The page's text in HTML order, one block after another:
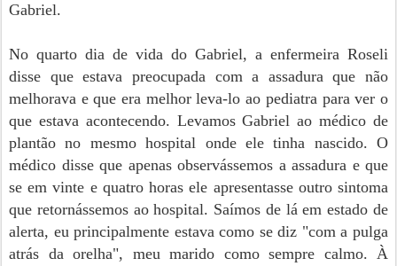
Gabriel.
No quarto dia de vida do Gabriel, a enfermeira Roseli
disse que estava preocupada com a assadura que não
melhorava e que era melhor leva-lo ao pediatra para ver o
que estava acontecendo. Levamos Gabriel ao médico de
plantão no mesmo hospital onde ele tinha nascido. O
médico disse que apenas observássemos a assadura e que
se em vinte e quatro horas ele apresentasse outro sintoma
que retornássemos ao hospital. Saímos de lá em estado de
alerta, eu principalmente estava como se diz "com a pulga
atrás da orelha", meu marido como sempre calmo. À